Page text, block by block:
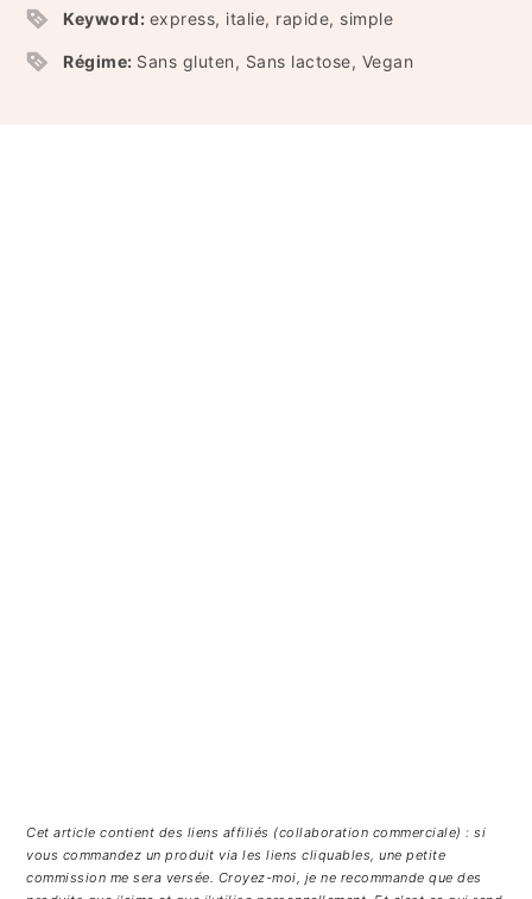
Keyword: express, italie, rapide, simple
Régime: Sans gluten, Sans lactose, Vegan
Cet article contient des liens affiliés (collaboration commerciale) : si
vous commandez un produit via les liens cliquables, une petite
commission me sera versée. Croyez-moi, je ne recommande que des